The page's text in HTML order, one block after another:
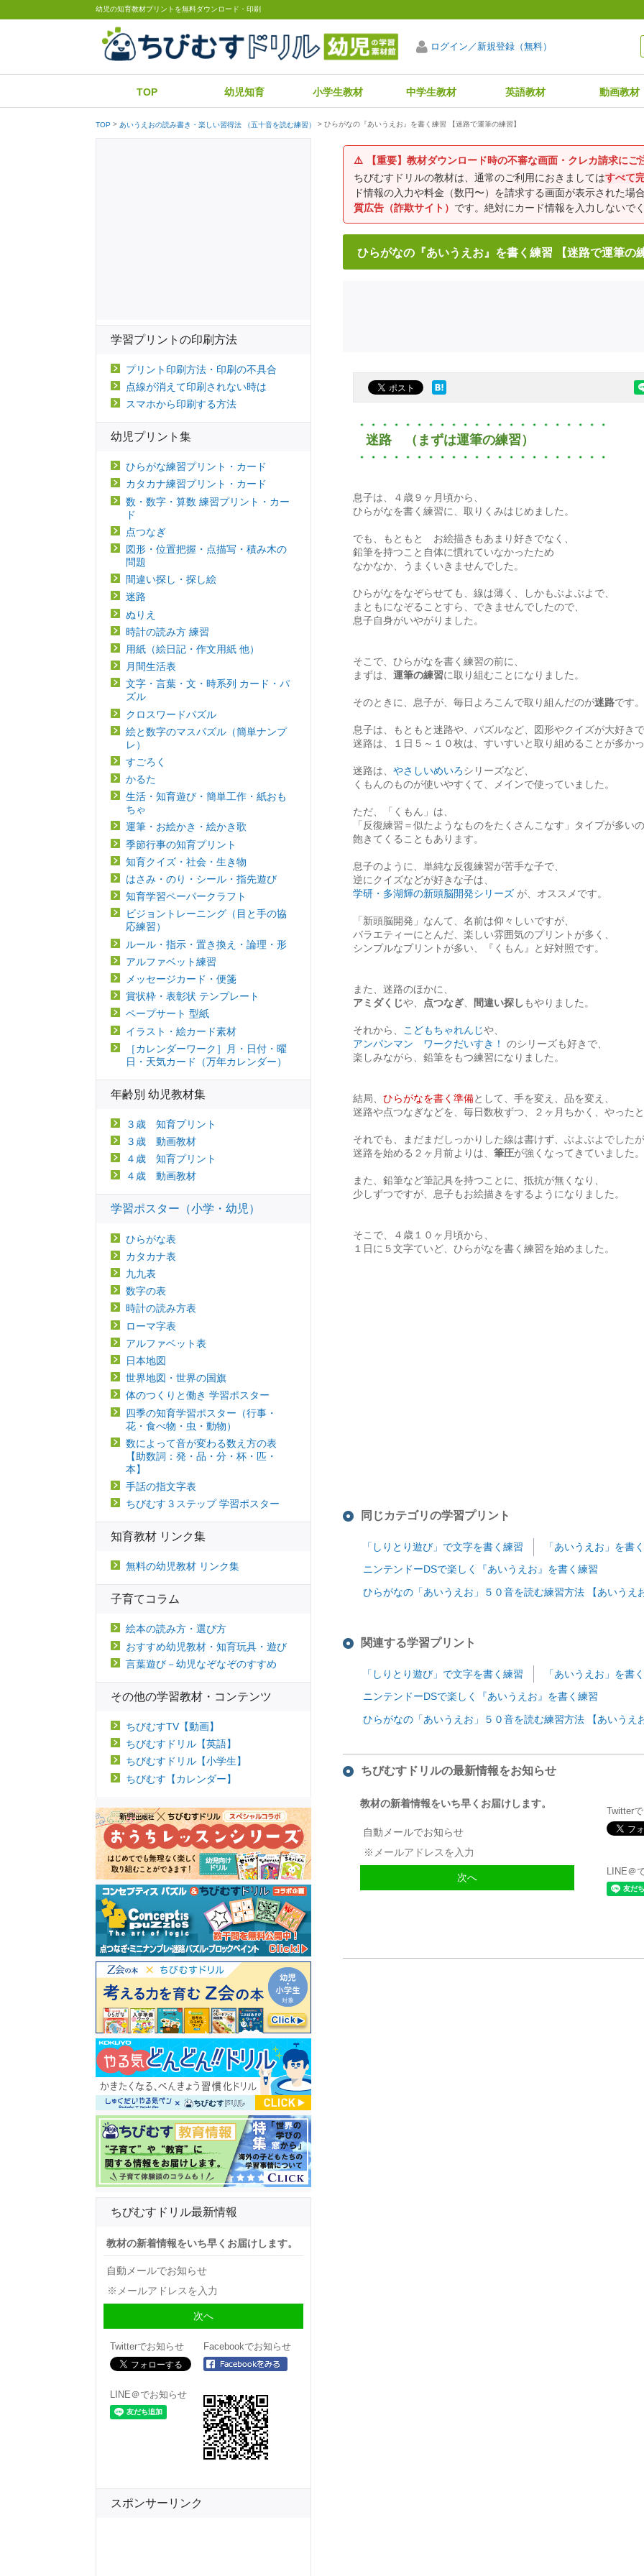
幼児の知育教材プリントを無料ダウンロード・印刷
ログイン／新規登録（無料）
TOP 幼児知育 小学生教材 中学生教材 英語教材 動画教材
TOP あいうえおの読み書き・楽しい習得法 （五十音を読む練習） ひらがなの『あいうえお』を書く練習 【迷路で運筆の練習】
⚠️
【重要】教材ダウンロード時の不審な画面・クレカ請求にご
ちびむすドリルの教材は、通常のご利用におきましてはすべて
ド情報の入力や料金（数円〜）を請求する画面が表示された場
質広告（詐欺サイト） です。絶対にカード情報を入力しないでく
ひらがなの『あいうえお』を書く練習 【迷路で運筆の
迷路 （まずは運筆の練習）
息子は、４歳９ヶ月頃から、
ひらがなを書く練習に、取りくみはじめました。
でも、もともと お絵描きもあまり好きでなく、
鉛筆を持つこと自体に慣れていなかったため
なかなか、うまくいきませんでした。
ひらがなをなぞらせても、線は薄く、しかもぶよぶよで、
まともになぞることすら、できませんでしたので、
息子自身がいやがりました。
そこで、ひらがなを書く練習の前に、
まずは、 運筆の練習に取り組むことになりました。
そのときに、息子が、毎日よろこんで取り組んだのが迷路です。
息子は、もともと迷路や、パズルなど、図形やクイズが大好きで
迷路は、１日５～１０枚は、すいすいと取り組めることが多かっ
迷路は、 やさしいめいろシリーズなど、
くもんのものが使いやすくて、メインで使っていました。
ただ、「くもん」は、
「反復練習＝似たようなものをたくさんこなす」タイプが多いの
飽きてくることもあります。
息子のように、単純な反復練習が苦手な子で、
逆にクイズなどが好きな子は、
学研・多湖輝の新頭脳開発シリーズ が、オススメです。
「新頭脳開発」なんて、名前は仰々しいですが、
バラエティーにとんだ、楽しい雰囲気のプリントが多く、
シンプルなプリントが多い、『くもん』と好対照です。
また、迷路のほかに、
アミダくじや、 点つなぎ 間違い探しもやりました。
それから、 こどもちゃれんじや、
アンパンマン ワークだいすき！
のシリーズも好きで、
楽しみながら、鉛筆をもつ練習になりました。
結局、 ひらがなを書く準備として、手を変え、品を変え、
迷路や点つなぎなどを、毎日数枚ずつ、２ヶ月ちかく、やったと
それでも、まだまだしっかりした線は書けず、ぶよぶよでしたが
迷路を始める２ヶ月前よりは、 筆圧が強くなってきていました。
また、鉛筆など筆記具を持つことに、抵抗が無くなり、
少しずつですが、息子もお絵描きをするようになりました。
そこで、４歳１０ヶ月頃から、
１日に５文字ていど、ひらがなを書く練習を始めました。
同じカテゴリの学習プリント
「しりとり遊び」で文字を書く練習
「あいうえお」を書
ニンテンドーDSで楽しく『あいうえお』を書く練習
ひらがなの「あいうえお」５０音を読む練習方法 【あいうえ
関連する学習プリント
「しりとり遊び」で文字を書く練習
「あいうえお」を書
ニンテンドーDSで楽しく『あいうえお』を書く練習
ひらがなの「あいうえお」５０音を読む練習方法 【あいうえ
ちびむすドリルの最新情報をお知らせ
教材の新着情報をいち早くお届けします。
自動メールでお知らせ
Twitter
LINE＠
学習プリントの印刷方法
プリント印刷方法・印刷の不具合
点線が消えて印刷されない時は
スマホから印刷する方法
幼児プリント集
ひらがな練習プリント・カード
カタカナ練習プリント・カード
数・数字・算数 練習プリント・カー
ド
点つなぎ
図形・位置把握・点描写・積み木の
問題
間違い探し・探し絵
迷路
ぬりえ
時計の読み方 練習
用紙（絵日記・作文用紙 他）
月間生活表
文字・言葉・文・時系列 カード・パ
ズル
クロスワードパズル
絵と数字のマスパズル（簡単ナンプ
レ）
すごろく
かるた
生活・知育遊び・簡単工作・紙おも
ちゃ
運筆・お絵かき・絵かき歌
季節行事の知育プリント
知育クイズ・社会・生き物
はさみ・のり・シール・指先遊び
知育学習ペーパークラフト
ビジョントレーニング（目と手の協
応練習）
ルール・指示・置き換え・論理・形
アルファベット練習
メッセージカード・便箋
賞状枠・表彰状 テンプレート
ペープサート 型紙
イラスト・絵カード素材
［カレンダーワーク］月・日付・曜
日・天気カード（万年カレンダー）
年齢別 幼児教材集
３歳 知育プリント
３歳 動画教材
４歳 知育プリント
４歳 動画教材
学習ポスター（小学・幼児）
ひらがな表
カタカナ表
九九表
数字の表
時計の読み方表
ローマ字表
アルファベット表
日本地図
世界地図・世界の国旗
体のつくりと働き 学習ポスター
四季の知育学習ポスター（行事・
花・食べ物・虫・動物）
数によって音が変わる数え方の表
【助数詞：発・品・分・杯・匹・
本】
手話の指文字表
ちびむす３ステップ 学習ポスター
知育教材 リンク集
無料の幼児教材 リンク集
子育てコラム
絵本の読み方・選び方
おすすめ幼児教材・知育玩具・遊び
言葉遊び－幼児なぞなぞのすすめ
その他の学習教材・コンテンツ
ちびむすTV【動画】
ちびむすドリル【英語】
ちびむすドリル【小学生】
ちびむす【カレンダー】
ちびむすドリル最新情報
教材の新着情報をいち早くお届けします。
自動メールでお知らせ
Twitterでお知らせ Facebookでお知らせ
LINE＠でお知らせ
スポンサーリンク